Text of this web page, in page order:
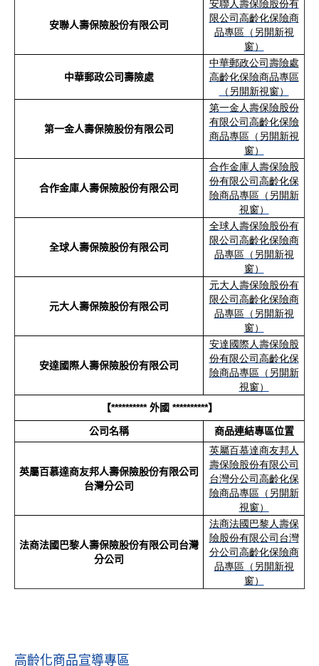
安聯人壽保險股份有限公司
安聯人壽保險股份有
限公司高齡化保險商
品專區（另開新視
窗）
中華郵政公司壽險處
中華郵政公司壽險處
高齡化保險商品專區
（另開新視窗）
第一金人壽保險股份有限公司
第一金人壽保險股份
有限公司高齡化保險
商品專區（另開新視
窗）
合作金庫人壽保險股份有限公司
合作金庫人壽保險股
份有限公司高齡化保
險商品專區（另開新
視窗）
全球人壽保險股份有限公司
全球人壽保險股份有
限公司高齡化保險商
品專區（另開新視
窗）
元大人壽保險股份有限公司
元大人壽保險股份有
限公司高齡化保險商
品專區（另開新視
窗）
安達國際人壽保險股份有限公司
安達國際人壽保險股
份有限公司高齡化保
險商品專區（另開新
視窗）
【**********外國 **********】
公司名稱 商品連結專區位置
英屬百慕達商友邦人壽保險股份有限公司
台灣分公司
英屬百慕達商友邦人
壽保險股份有限公司
台灣分公司高齡化保
險商品專區（另開新
視窗）
法商法國巴黎人壽保險股份有限公司台灣
分公司
法商法國巴黎人壽保
險股份有限公司台灣
分公司高齡化保險商
品專區（另開新視
窗）
高齡化商品宣導專區